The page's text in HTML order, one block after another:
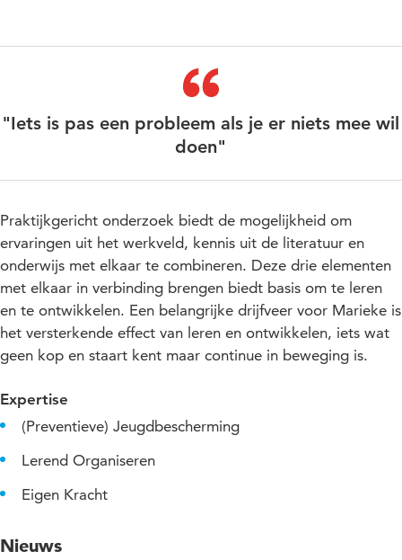
"Iets is pas een probleem als je er niets mee wil
doen"
Praktijkgericht onderzoek biedt de mogelijkheid om
ervaringen uit het werkveld, kennis uit de literatuur en
onderwijs met elkaar te combineren. Deze drie elementen
met elkaar in verbinding brengen biedt basis om te leren
en te ontwikkelen. Een belangrijke drijfveer voor Marieke is
het versterkende effect van leren en ontwikkelen, iets wat
geen kop en staart kent maar continue in beweging is.
Expertise
(Preventieve) Jeugdbescherming
Lerend Organiseren
Eigen Kracht
Nieuws